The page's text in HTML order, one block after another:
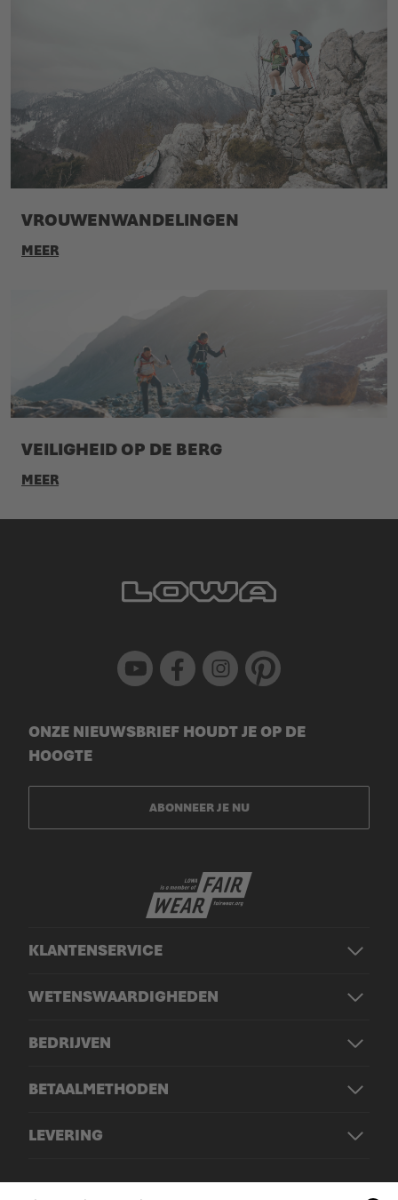
VROUWENWANDELINGEN
MEER
VEILIGHEID OP DE BERG
MEER
Youtube Facebook Instagram Pinterest
KLANTENSERVICE
WETENSWAARDIGHEDEN
BEDRIJVEN
BETAALMETHODEN
LEVERING
ONZE NIEUWSBRIEF HOUDT JE OP DE
HOOGTE
ABONNEER JE NU